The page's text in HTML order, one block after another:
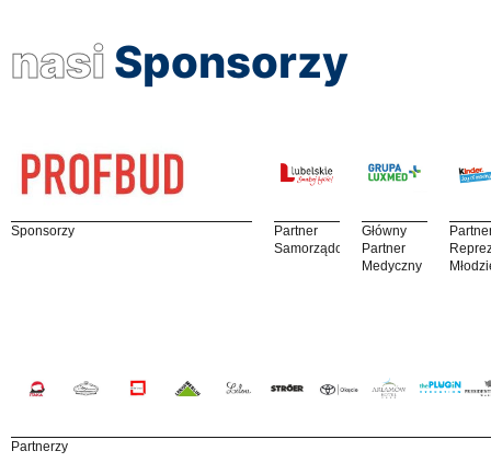
nasi Sponsorzy
Sponsorzy
Partner
Samorządowy
Główny
Partner
Medyczny
Partnerzy